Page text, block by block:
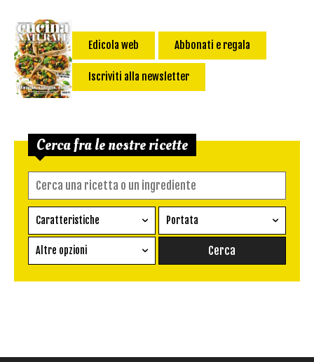
Edicola web Abbonati e regala
Iscriviti alla newsletter
Cerca fra le nostre ricette
Caratteristiche
Ricetta vegetariana
Senza glutine
Portata
Conserva
Altre opzioni